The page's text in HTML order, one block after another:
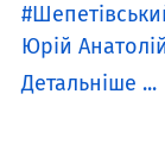
Юрій
Детальніше ...